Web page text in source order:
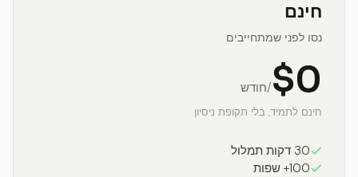
חינם
נסו לפני שמתחייבים
$0/חודש
חינם לתמיד, בלי תקופת ניסיון
30 דקות תמלול
100+ שפות